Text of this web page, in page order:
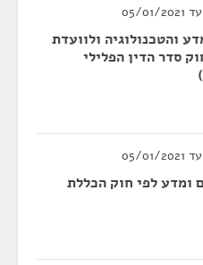
והטכנולוגיה ולוועדת
סדר הדין הפלילי
ומדע לפי חוק הכללת